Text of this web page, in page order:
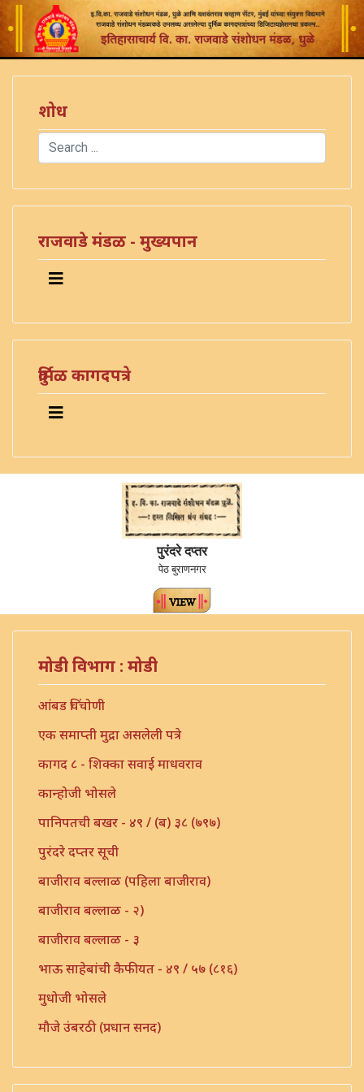
शोध
Search
राजवाडे मंडळ - मुख्यपान
दुर्मिळ कागदपत्रे
पुरंदरे दप्तर
पेठ बुराणनगर
मोडी विभाग : मोडी
आंबड चिंचोणी
एक समाप्ती मुद्रा असलेली पत्रे
कागद ८ - शिक्का सवाई माधवराव
कान्होजी भोसले
पानिपतची बखर - ४९ / (ब) ३८ (७९७)
पुरंदरे दप्तर सूची
बाजीराव बल्लाळ (पहिला बाजीराव)
बाजीराव बल्लाळ - २)
बाजीराव बल्लाळ - ३
भाऊ साहेबांची कैफीयत - ४९ / ५७ (८१६)
मुधोजी भोसले
मौजे उंबरठी (प्रधान सनद)
मौजे छगाव मारवण